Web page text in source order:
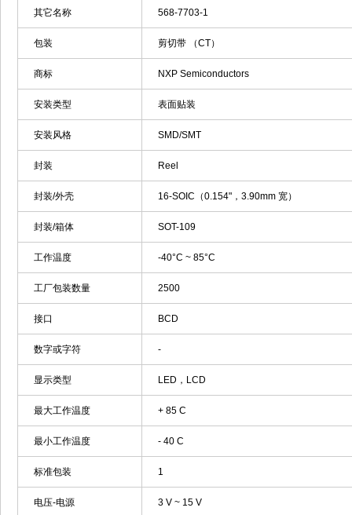
其它名称 568-7703-1
包装 剪切带 （CT）
商标 NXP Semiconductors
安装类型 表面贴装
安装风格 SMD/SMT
封装 Reel
封装/外壳 16-SOIC（0.154"，3.90mm 宽）
封装/箱体 SOT-109
工作温度 -40°C ~ 85°C
工厂包装数量 2500
接口 BCD
数字或字符 -
显示类型 LED，LCD
最大工作温度 + 85 C
最小工作温度 - 40 C
标准包装 1
电压-电源 3 V ~ 15 V